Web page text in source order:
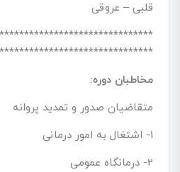
قلبی – عروقی
مخاطبان دوره:
متقاضیان صدور و تمدید پروانه
1- اشتغال به امور درمانی
2- درمانگاه عمومی